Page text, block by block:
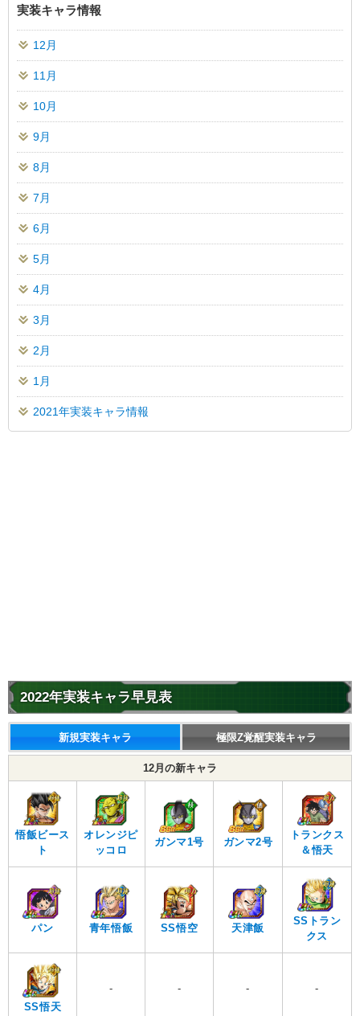
実装キャラ情報
12月
11月
10月
9月
8月
7月
6月
5月
4月
3月
2月
1月
2021年実装キャラ情報
2022年実装キャラ早見表
新規実装キャラ 極限Z覚醒実装キャラ
12月の新キャラ
悟飯ビース
ト
オレンジピ
ッコロ
ガンマ1号 ガンマ2号
トランクス
＆悟天
パン 青年悟飯 SS悟空 天津飯
SSトラン
クス
SS悟天
- - - -